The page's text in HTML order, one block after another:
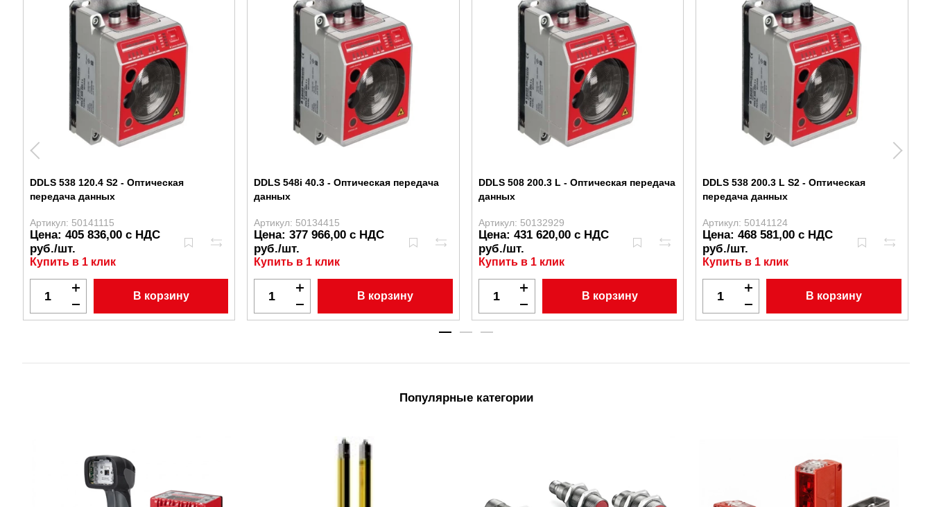
DDLS 538 120.4 S2 - Оптическая
передача данных
Артикул: 50141115
Цена: 405 836,00 с НДС
руб./шт.
Купить в 1 клик
В корзину
DDLS 548i 40.3 - Оптическая передача
данных
Артикул: 50134415
Цена: 377 966,00 с НДС
руб./шт.
Купить в 1 клик
В корзину
DDLS 508 200.3 L - Оптическая передача
данных
Артикул: 50132929
Цена: 431 620,00 с НДС
руб./шт.
Купить в 1 клик
В корзину
DDLS 538 200.3 L S2 - Оптическая
передача данных
Артикул: 50141124
Цена: 468 581,00 с НДС
руб./шт.
Купить в 1 клик
В корзину
Популярные категории